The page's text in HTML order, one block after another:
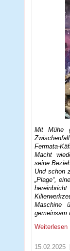
Mit Mühe
Fermata-
Macht
seine
Und schon
„Plage“,
Maschine
gemeinsam
Weiterlesen
15.02.2025